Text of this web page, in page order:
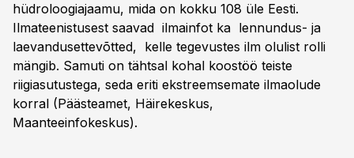
hüdroloogiajaamu, mida on kokku 108 üle Eesti.
Ilmateenistusest saavad ilmainfot ka lennundus- ja
laevandusettevõtted, kelle tegevustes ilm olulist rolli
mängib. Samuti on tähtsal kohal koostöö teiste
riigiasutustega, seda eriti ekstreemsemate ilmaolude
korral (Päästeamet, Häirekeskus,
Maanteeinfokeskus).